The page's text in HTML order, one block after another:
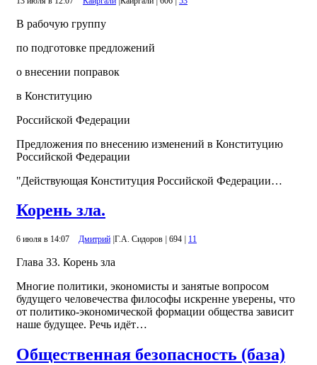
В рабочую группу
по подготовке предложений
о внесении поправок
в Конституцию
Российской Федерации
Предложения по внесению изменений в Конституцию
Российской Федерации
"Действующая Конституция Российской Федерации…
Корень зла.
6 июля в 14:07 Дмитрий Г.А. Сидоров 694 11
Глава 33. Корень зла
Многие политики, экономисты и занятые вопросом
будущего человечества философы искренне уверены, что
от политико-экономической формации общества зависит
наше будущее. Речь идёт…
Общественная безопасность (база)